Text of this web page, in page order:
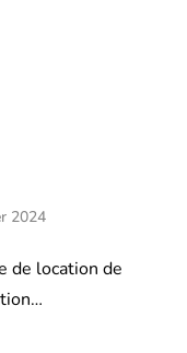
2024
de location de